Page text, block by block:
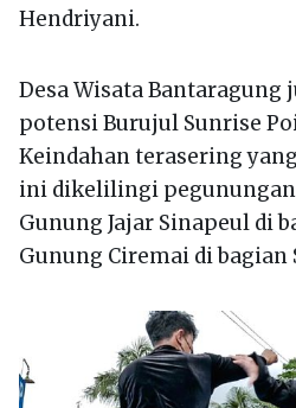
Hendriyani.
Desa Wisata
potensi Burujul Sunrise
Keindahan terasering
ini dikelilingi
Gunung Jajar Sinapeul di
Gunung Ciremai di bagian